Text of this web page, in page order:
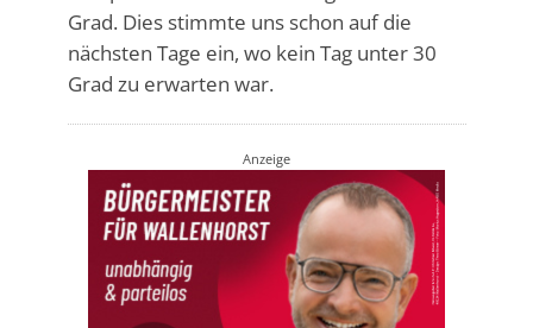
Grad. Dies stimmte uns schon auf die
nächsten Tage ein, wo kein Tag unter 30
Grad zu erwarten war.
Anzeige